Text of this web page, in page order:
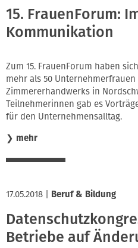
15. FrauenForum:
Kommunikation
Zum 15. FrauenForum haben
mehr als 50 Unternehmerfrauen
Zimmererhandwerks in
Teilnehmerinnen gab es
für den Unternehmensalltag.
❯ mehr
17.05.2018 Beruf & Bildung
Betriebe auf